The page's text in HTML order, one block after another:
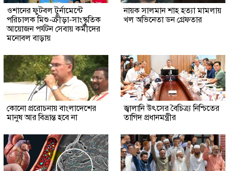
ওশানের ফুটবল টুর্নামেন্টে
পরিচালক মিশু-ক্রীড়া-সাংস্কৃতিক
আয়োজন পর্যটন সেবায় কর্মীদের
মনোবল বাড়ায়
নায়ক সালমান শাহ হত্যা মামলায়
খল অভিনেতা ডন গ্রেফতার
কোনো প্ররোচনায় বাংলাদেশের
মানুষ আর বিভ্রান্ত হবে না
জ্বালানি উৎসের বৈচিত্র্য নিশ্চিতের
তাগিদ প্রধানমন্ত্রীর